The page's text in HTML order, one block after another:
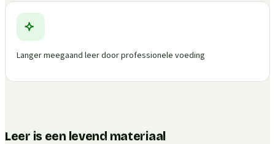
Langer meegaand leer door professionele voeding
Leer is een levend materiaal